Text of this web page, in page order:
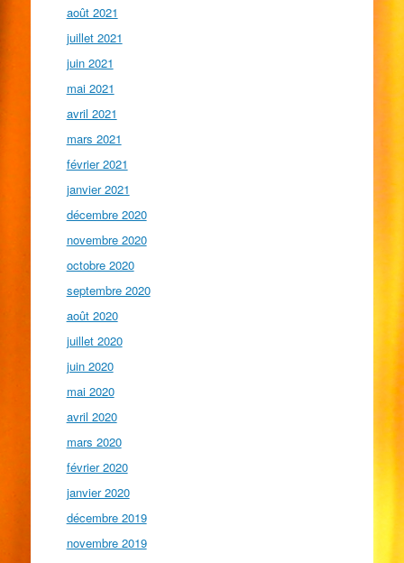
août 2021
juillet 2021
juin 2021
mai 2021
avril 2021
mars 2021
février 2021
janvier 2021
décembre 2020
novembre 2020
octobre 2020
septembre 2020
août 2020
juillet 2020
juin 2020
mai 2020
avril 2020
mars 2020
février 2020
janvier 2020
décembre 2019
novembre 2019